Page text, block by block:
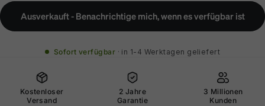
Ausverkauft - Benachrichtige mich, wenn es verfügbar ist
Sofort verfügbar in 1-4 Werktagen geliefert
Kostenloser
Versand
2 Jahre
Garantie
3 Millionen
Kunden